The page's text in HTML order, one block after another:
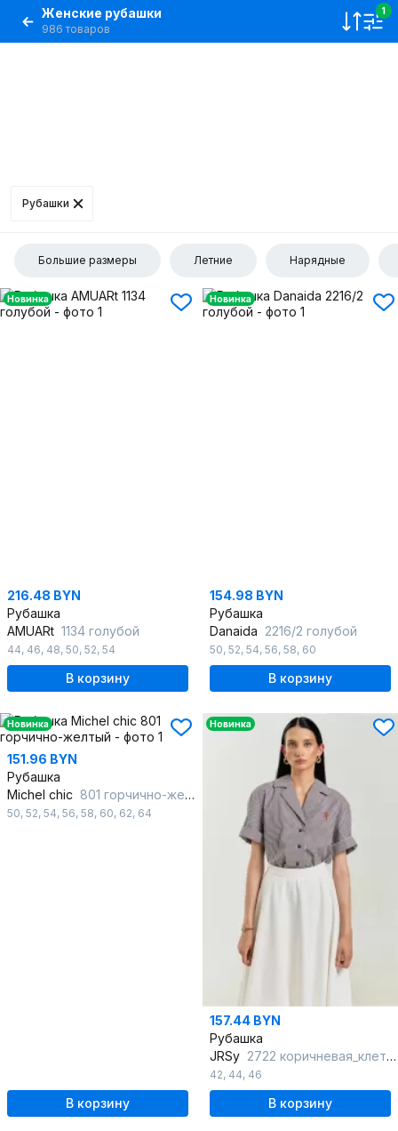
Женские рубашки
986 товаров
1
Рубашки
Большие размеры Летние Нарядные
Новинка
216.48 BYN
Рубашка
AMUARt 1134 голубой
44, 46, 48, 50, 52, 54
В корзину
Новинка
154.98 BYN
Рубашка
Danaida 2216/2 голубой
50, 52, 54, 56, 58, 60
В корзину
Новинка
151.96 BYN
Рубашка
Michel chic 801 горчично-желтый
50, 52, 54, 56, 58, 60, 62, 64
В корзину
Новинка
157.44 BYN
Рубашка
JRSy 2722 коричневая_клетка
42, 44, 46
В корзину